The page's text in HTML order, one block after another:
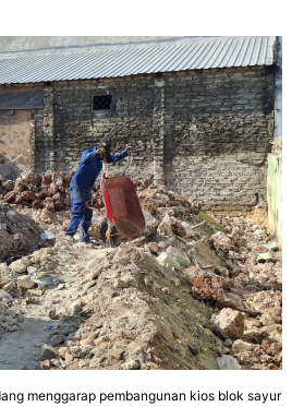
menggarap pembangunan kios blok sayur